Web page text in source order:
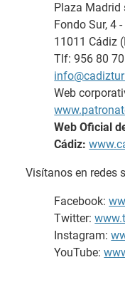
Plaza Madrid
Fondo Sur, 4
11011 Cádiz
Tlf: 956 80 70
Web
Web Oficial
Cádiz:
Visítanos en redes
Facebook:
Twitter:
Instagram:
YouTube: